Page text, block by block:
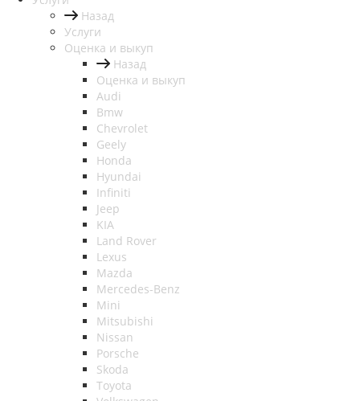
Назад
Услуги
Оценка и выкуп
Назад
Оценка и выкуп
Audi
Bmw
Chevrolet
Geely
Honda
Hyundai
Infiniti
Jeep
KIA
Land Rover
Lexus
Mazda
Mercedes-Benz
Mini
Mitsubishi
Nissan
Porsche
Skoda
Toyota